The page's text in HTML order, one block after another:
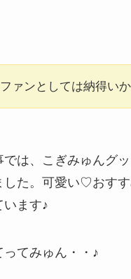
ファンとしては納得いか
では、こぎみゅんグ
した。可愛い♡おす
います♪
てみゅん・・♪